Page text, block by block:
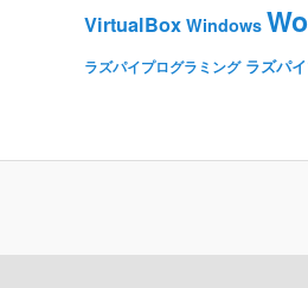
VirtualBox Windows
ラズパイプログラミング ラズパ